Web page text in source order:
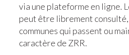
via une plateforme en ligne.
peut être librement
communes qui passent ou
caractère de ZRR.